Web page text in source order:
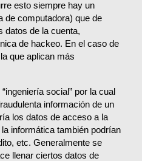
esto siempre hay un
de computadora) que de
datos de la cuenta,
de hackeo. En el caso de
que aplican más
social” por la cual
información de un
los datos de acceso a la
informática también podrían
etc. Generalmente se
llenar ciertos datos de